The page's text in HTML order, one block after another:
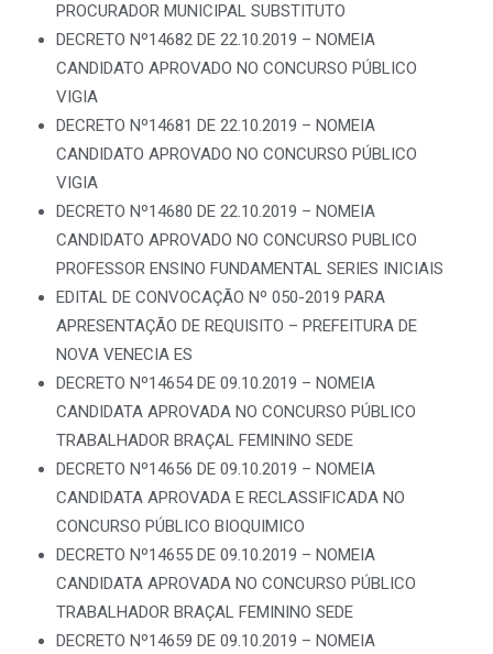
PROCURADOR MUNICIPAL SUBSTITUTO
DECRETO Nº14682 DE 22.10.2019 – NOMEIA
CANDIDATO APROVADO NO CONCURSO PÚBLICO
VIGIA
DECRETO Nº14681 DE 22.10.2019 – NOMEIA
CANDIDATO APROVADO NO CONCURSO PÚBLICO
VIGIA
DECRETO Nº14680 DE 22.10.2019 – NOMEIA
CANDIDATO APROVADO NO CONCURSO PUBLICO
PROFESSOR ENSINO FUNDAMENTAL SERIES INICIAIS
EDITAL DE CONVOCAÇÃO Nº 050-2019 PARA
APRESENTAÇÃO DE REQUISITO – PREFEITURA DE
NOVA VENECIA ES
DECRETO Nº14654 DE 09.10.2019 – NOMEIA
CANDIDATA APROVADA NO CONCURSO PÚBLICO
TRABALHADOR BRAÇAL FEMININO SEDE
DECRETO Nº14656 DE 09.10.2019 – NOMEIA
CANDIDATA APROVADA E RECLASSIFICADA NO
CONCURSO PÚBLICO BIOQUIMICO
DECRETO Nº14655 DE 09.10.2019 – NOMEIA
CANDIDATA APROVADA NO CONCURSO PÚBLICO
TRABALHADOR BRAÇAL FEMININO SEDE
DECRETO Nº14659 DE 09.10.2019 – NOMEIA